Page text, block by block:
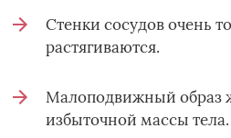
Стенки сосудов очень
растягиваются.
Малоподвижный образ
избыточной массы тела.